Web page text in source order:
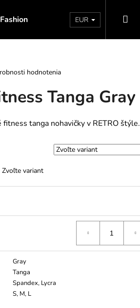
Fashion Doprava a platby
EUR
hodnotenia
Tanga Gray
fitness tanga nohavičky v RETRO štýle.
Zvoľte variant
Gray
Tanga
Spandex, Lycra
S, M, L